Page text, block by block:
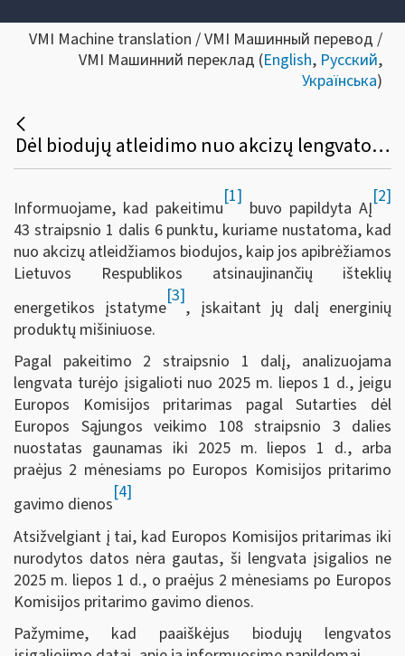
VMI Machine translation / VMI Машинный перевод /
VMI Машинний переклад (English, Русский,
Українська)
Dėl biodujų atleidimo nuo akcizų lengvatos įsigaliojimo atidėjimo
Informuojame, kad pakeitimu
[1]
buvo papildyta AĮ
[2]
43 straipsnio 1 dalis 6 punktu, kuriame nustatoma, kad
nuo akcizų atleidžiamos biodujos, kaip jos apibrėžiamos
Lietuvos Respublikos atsinaujinančių išteklių
energetikos įstatyme
[3]
, įskaitant jų dalį energinių
produktų mišiniuose.
Pagal pakeitimo 2 straipsnio 1 dalį, analizuojama
lengvata turėjo įsigalioti nuo 2025 m. liepos 1 d., jeigu
Europos Komisijos pritarimas pagal Sutarties dėl
Europos Sąjungos veikimo 108 straipsnio 3 dalies
nuostatas gaunamas iki 2025 m. liepos 1 d., arba
praėjus 2 mėnesiams po Europos Komisijos pritarimo
gavimo dienos
[4]
Atsižvelgiant į tai, kad Europos Komisijos pritarimas iki
nurodytos datos nėra gautas, ši lengvata įsigalios ne
2025 m. liepos 1 d., o praėjus 2 mėnesiams po Europos
Komisijos pritarimo gavimo dienos.
Pažymime, kad paaiškėjus biodujų lengvatos